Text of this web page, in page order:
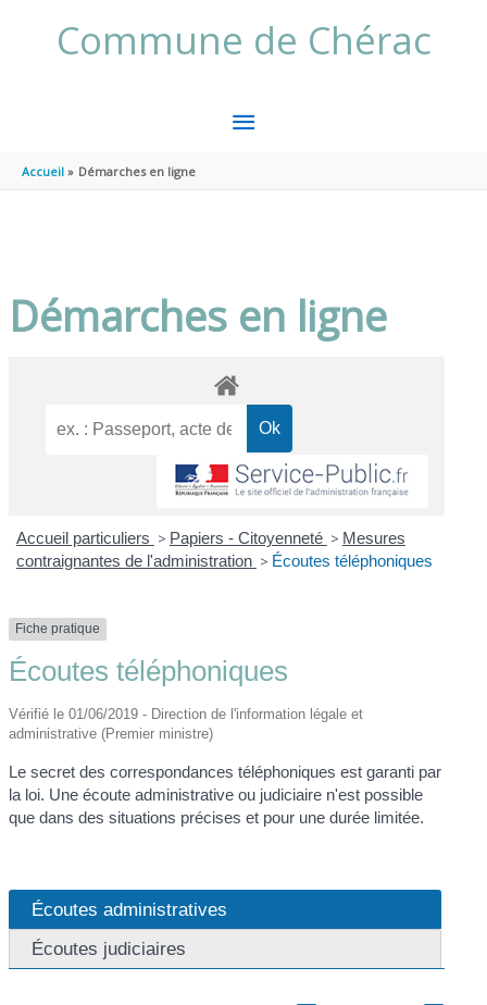
Commune de Chérac
MENU
Accueil Démarches en ligne
Démarches en ligne
Accueil particuliers > Papiers - Citoyenneté > Mesures
contraignantes de l'administration > Écoutes téléphoniques
Fiche pratique
Écoutes téléphoniques
Vérifié le 01/06/2019 - Direction de l'information légale et
administrative (Premier ministre)
Le secret des correspondances téléphoniques est garanti par
la loi. Une écoute administrative ou judiciaire n'est possible
que dans des situations précises et pour une durée limitée.
Écoutes administratives
Écoutes judiciaires